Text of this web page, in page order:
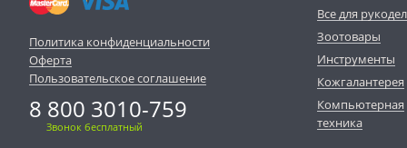
Политика конфиденциальности
Оферта
Пользовательское соглашение
8 800 3010-759
Звонок бесплатный
Все для
Зоотовары
Инструменты
Кожгалантерея
Компьютерная
техника